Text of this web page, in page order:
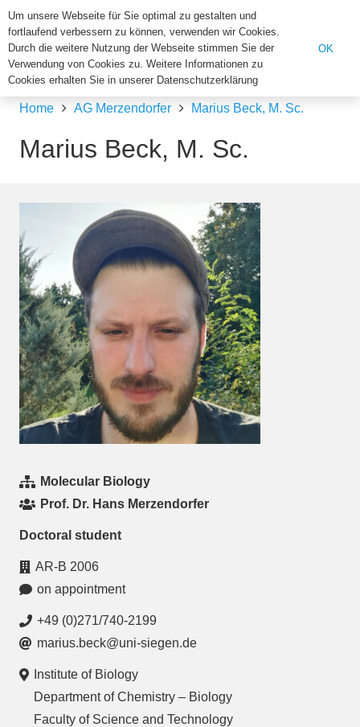
Institut für Biologie der
Search
for:
Home AG Merzendorfer Marius Beck, M. Sc.
Marius Beck, M. Sc.
Molecular Biology
Prof. Dr. Hans Merzendorfer
Doctoral student
AR-B 2006
on appointment
+49 (0)271/740-2199
marius.beck@uni-siegen.de
Institute of Biology
Department of Chemistry – Biology
Faculty of Science and Technology
Um unsere Webseite für Sie optimal zu gestalten und
fortlaufend verbessern zu können, verwenden wir Cookies.
Durch die weitere Nutzung der Webseite stimmen Sie der
Verwendung von Cookies zu. Weitere Informationen zu
Cookies erhalten Sie in unserer Datenschutzerklärung
OK